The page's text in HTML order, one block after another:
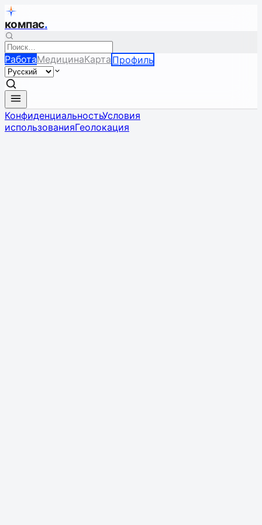
компас.
РаботаМедицинаКарта Профиль
КонфиденциальностьУсловия
использованияГеолокация